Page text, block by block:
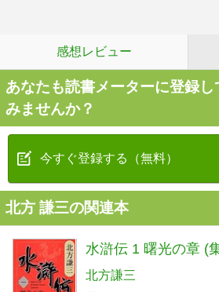
感想レビュー
あなたも読書メーターに登録
みませんか？
今すぐ登録する（無料）
北方 謙三の関連本
水滸伝 1 曙光の章 (
北方謙三